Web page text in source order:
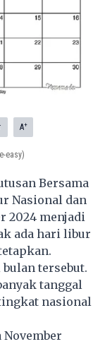
- A+
easy)
Bersama
Nasional dan
2024 menjadi
ada hari libur
tersebut.
tanggal
nasional